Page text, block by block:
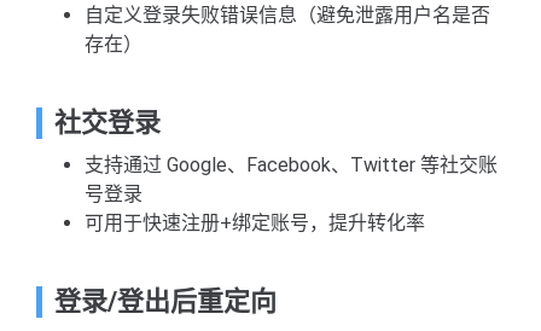
自定义登录失败错误信息（避免泄露用户名是否
存在）
社交登录
支持通过 Google、Facebook、Twitter 等社交账
号登录
可用于快速注册+绑定账号，提升转化率
登录/登出后重定向